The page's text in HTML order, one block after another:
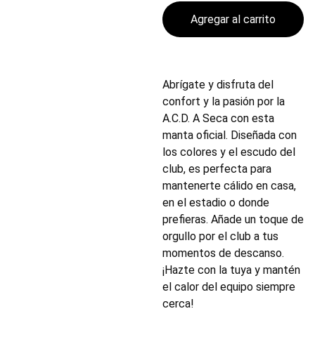
Agregar al carrito
Abrígate y disfruta del
confort y la pasión por la
A.C.D. A Seca con esta
manta oficial. Diseñada con
los colores y el escudo del
club, es perfecta para
mantenerte cálido en casa,
en el estadio o donde
prefieras. Añade un toque de
orgullo por el club a tus
momentos de descanso.
¡Hazte con la tuya y mantén
el calor del equipo siempre
cerca!